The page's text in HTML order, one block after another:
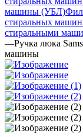
машины (УБЛ)
стиральных машин
стиральными
—Ручка люка
машины